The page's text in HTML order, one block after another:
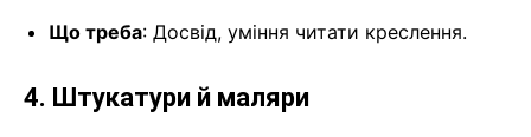
Що треба: Досвід, уміння читати креслення.
4. Штукатури й маляри